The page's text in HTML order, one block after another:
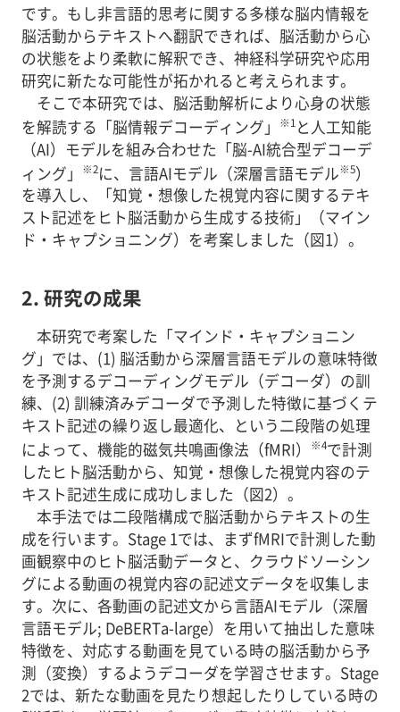
です。もし非言語的思考に関する多様な脳内情報を
脳活動からテキストへ翻訳できれば、脳活動から心
の状態をより柔軟に解釈でき、神経科学研究や応用
研究に新たな可能性が拓かれると考えられます。
そこで本研究では、脳活動解析により心身の状態
を解読する「脳情報デコーディング」
※1と人工知能
（AI）モデルを組み合わせた「脳-AI統合型デコーデ
ィング」
※2に、言語AIモデル（深層言語モデル※5）
を導入し、「知覚・想像した視覚内容に関するテキ
スト記述をヒト脳活動から生成する技術」（マイン
ド・キャプショニング）を考案しました（図1）。
2. 研究の成果
本研究で考案した「マインド・キャプショニン
グ」では、(1) 脳活動から深層言語モデルの意味特徴
を予測するデコーディングモデル（デコーダ）の訓
練、(2) 訓練済みデコーダで予測した特徴に基づくテ
キスト記述の繰り返し最適化、という二段階の処理
によって、機能的磁気共鳴画像法（fMRI）
※4で計測
したヒト脳活動から、知覚・想像した視覚内容のテ
キスト記述生成に成功しました（図2）。
本手法では二段階構成で脳活動からテキストの生
成を行います。Stage 1では、まずfMRIで計測した動
画観察中のヒト脳活動データと、クラウドソーシン
グによる動画の視覚内容の記述文データを収集しま
す。次に、各動画の記述文から言語AIモデル（深層
言語モデル; DeBERTa-large）を用いて抽出した意味
特徴を、対応する動画を見ている時の脳活動から予
測（変換）するようデコーダを学習させます。Stage
2では、新たな動画を見たり想起したりしている時の